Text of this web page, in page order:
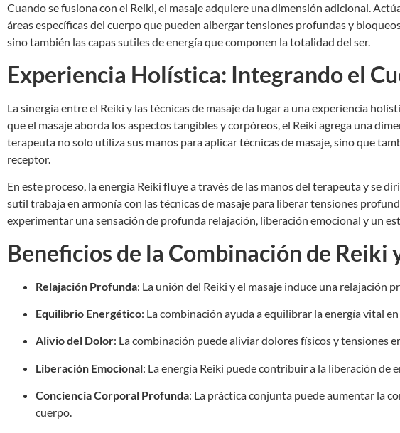
Cuando se fusiona con el Reiki, el masaje adquiere una dimensión adicional.
áreas específicas del cuerpo que pueden albergar tensiones profundas y
sino también las capas sutiles de energía que componen la totalidad del ser.
Experiencia Holística: Integrando el
La sinergia entre el Reiki y las técnicas de masaje da lugar a una experiencia
que el masaje aborda los aspectos tangibles y corpóreos, el Reiki agrega una
terapeuta no solo utiliza sus manos para aplicar técnicas de masaje, sino que
receptor.
En este proceso, la energía Reiki fluye a través de las manos del terapeuta y se
sutil trabaja en armonía con las técnicas de masaje para liberar tensiones
experimentar una sensación de profunda relajación, liberación emocional y un
Beneficios de la Combinación de Reiki
Relajación Profunda: La unión del Reiki y el masaje induce una relajación
Equilibrio Energético: La combinación ayuda a equilibrar la energía vital
Alivio del Dolor: La combinación puede aliviar dolores físicos y tensiones
Liberación Emocional: La energía Reiki puede contribuir a la liberación de
Conciencia Corporal Profunda: La práctica conjunta puede aumentar la
cuerpo.